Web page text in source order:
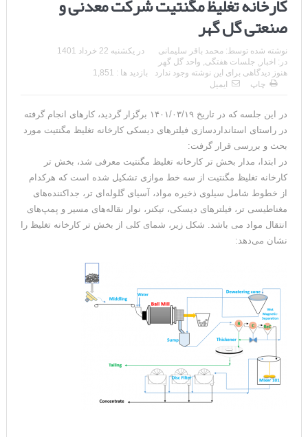
صنعتی گل گهر
نوشته شده توسط: محمد باقر سلیمانی در یکشنبه 22 خرداد 1401
در: اخبار , جلسات هفتگی, واحد گل گهر
هنوز دیدگاهی برای این نوشته وجود ندارد
بازدید ها : 1,851
چاپ
ایمیل
در این جلسه که در تاریخ ۱۴۰۱/۰۳/۱۹ برگزار گردید، کارهای انجام گرفته
در راستای استانداردسازی فیلترهای دیسکی کارخانه تغلیظ مگنتیت مورد
بحث و بررسی قرار گرفت:
در ابتدا، مدار بخش تر کارخانه تغلیظ مگنتیت معرفی شد، بخش تر
کارخانه تغلیظ مگنتیت از سه خط موازی تشکیل شده است که هرکدام
از خطوط شامل سیلوی ذخیره مواد، آسیای گلوله‌ای تر، جداکننده‌های
مغناطیسی تر، فیلترهای دیسکی، تیکنر، نوار نقاله‌های مسیر و پمپ‌های
انتقال مواد می باشد. شکل زیر، شمای کلی از بخش تر کارخانه تغلیظ را
نشان می‌دهد: